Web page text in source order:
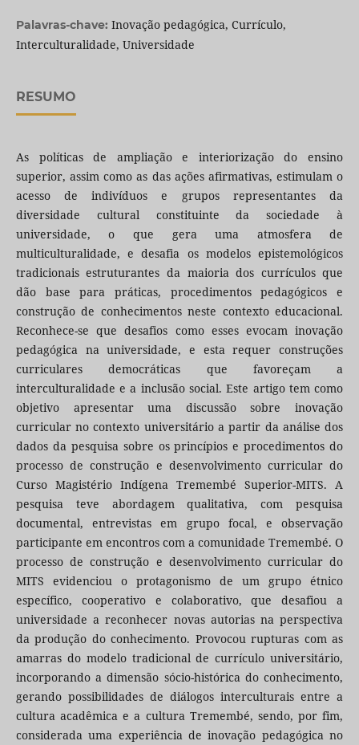
Palavras-chave: Inovação pedagógica, Currículo,
Interculturalidade, Universidade
RESUMO
As políticas de ampliação e interiorização do ensino
superior, assim como as das ações afirmativas, estimulam o
acesso de indivíduos e grupos representantes da
diversidade cultural constituinte da sociedade à
universidade, o que gera uma atmosfera de
multiculturalidade, e desafia os modelos epistemológicos
tradicionais estruturantes da maioria dos currículos que
dão base para práticas, procedimentos pedagógicos e
construção de conhecimentos neste contexto educacional.
Reconhece-se que desafios como esses evocam inovação
pedagógica na universidade, e esta requer construções
curriculares democráticas que favoreçam a
interculturalidade e a inclusão social. Este artigo tem como
objetivo apresentar uma discussão sobre inovação
curricular no contexto universitário a partir da análise dos
dados da pesquisa sobre os princípios e procedimentos do
processo de construção e desenvolvimento curricular do
Curso Magistério Indígena Tremembé Superior-MITS. A
pesquisa teve abordagem qualitativa, com pesquisa
documental, entrevistas em grupo focal, e observação
participante em encontros com a comunidade Tremembé. O
processo de construção e desenvolvimento curricular do
MITS evidenciou o protagonismo de um grupo étnico
específico, cooperativo e colaborativo, que desafiou a
universidade a reconhecer novas autorias na perspectiva
da produção do conhecimento. Provocou rupturas com as
amarras do modelo tradicional de currículo universitário,
incorporando a dimensão sócio-histórica do conhecimento,
gerando possibilidades de diálogos interculturais entre a
cultura acadêmica e a cultura Tremembé, sendo, por fim,
considerada uma experiência de inovação pedagógica no